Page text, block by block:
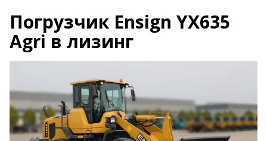
Погрузчик Ensign YX635
Agri в лизинг